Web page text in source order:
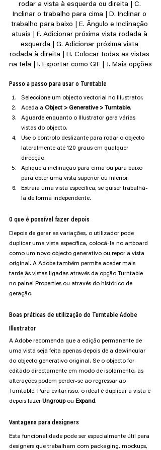
rodar a vista à esquerda ou direita | C.
Inclinar o trabalho para cima | D. Inclinar o
trabalho para baixo | E. Ângulo e Inclinação
atuais | F. Adicionar próxima vista rodada à
esquerda | G. Adicionar próxima vista
rodada à direita | H. Colocar todas as vistas
na tela | I. Exportar como GIF | J. Mais opções
Passo a passo para usar o Turntable
Seleccione um objecto vectorial no Illustrator.
Aceda a Object > Generative > Turntable.
Aguarde enquanto o Illustrator gera várias
vistas do objecto.
Use o controlo deslizante para rodar o objecto
lateralmente até 120 graus em qualquer
direcção.
Aplique a inclinação para cima ou para baixo
para obter uma vista superior ou inferior.
Extraia uma vista específica, se quiser trabalhá-
la de forma independente.
O que é possível fazer depois
Depois de gerar as variações, o utilizador pode
duplicar uma vista específica, colocá-la no artboard
como um novo objecto generativo ou repor a vista
original. A Adobe também permite aceder mais
tarde às vistas ligadas através da opção Turntable
no painel Properties ou através do histórico de
geração.
Boas práticas de utilização do Turntable Adobe
Illustrator
A Adobe recomenda que a edição permanente de
uma vista seja feita apenas depois de a desvincular
do objecto generativo original. Se o objecto for
editado directamente em modo de isolamento, as
alterações podem perder-se ao regressar ao
Turntable. Para evitar isso, o ideal é duplicar a vista e
depois fazer Ungroup ou Expand.
Vantagens para designers
Esta funcionalidade pode ser especialmente útil para
designers que trabalham com packaging, mockups,